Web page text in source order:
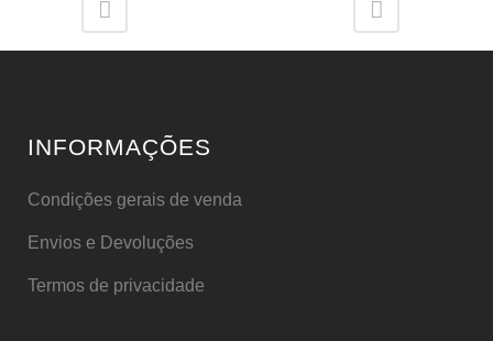
INFORMAÇÕES
Condições gerais de venda
Envios e Devoluções
Termos de privacidade